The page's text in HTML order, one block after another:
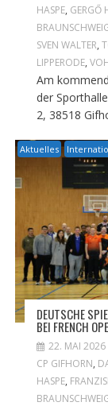
HASPE, GERGŐ
SVEN WALTER,
LIPPERODE,
Am
der
2, 38518
Aktuelles
DEUTSCHE
BEI FRENCH
22. MAI 2026
CP GIFHORN,
HASPE,